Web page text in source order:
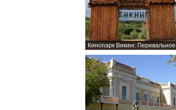
Кинопарк Викинг. Перевальное